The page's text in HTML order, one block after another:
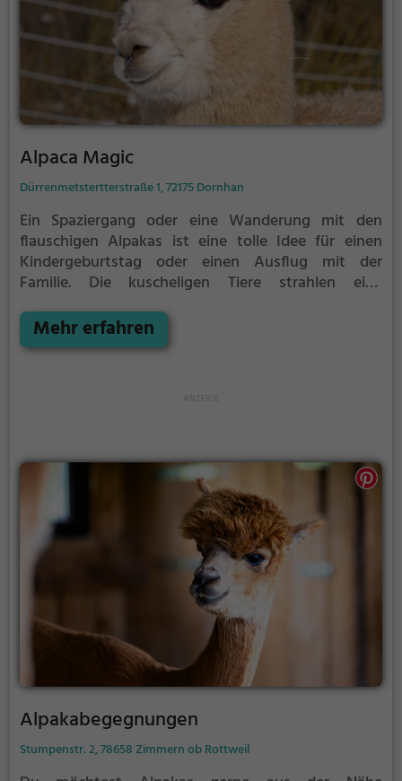
Alpaca Magic
Dürrenmetstertterstraße 1, 72175 Dornhan
Ein Spaziergang oder eine Wanderung mit den
flauschigen Alpakas ist eine tolle Idee für einen
Kindergeburtstag oder einen Ausflug mit der
Familie. Die kuscheligen Tiere strahlen eine
häufig zu Therapiezwecken eingesetzt.
Mehr erfahren
Alpakabegegnungen
Stumpenstr. 2, 78658 Zimmern ob Rottweil